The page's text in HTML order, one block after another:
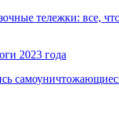
тележки: все,
2023 года